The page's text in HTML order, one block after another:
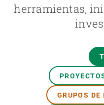
herramientas,
GRUPOS
ÚNETE A NOSOTROS